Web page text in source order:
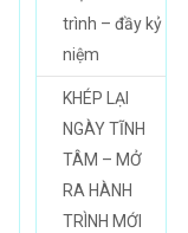
trình – đầy kỷ
niệm
KHÉP LẠI
NGÀY TĨNH
TÂM – MỞ
RA HÀNH
TRÌNH MỚI